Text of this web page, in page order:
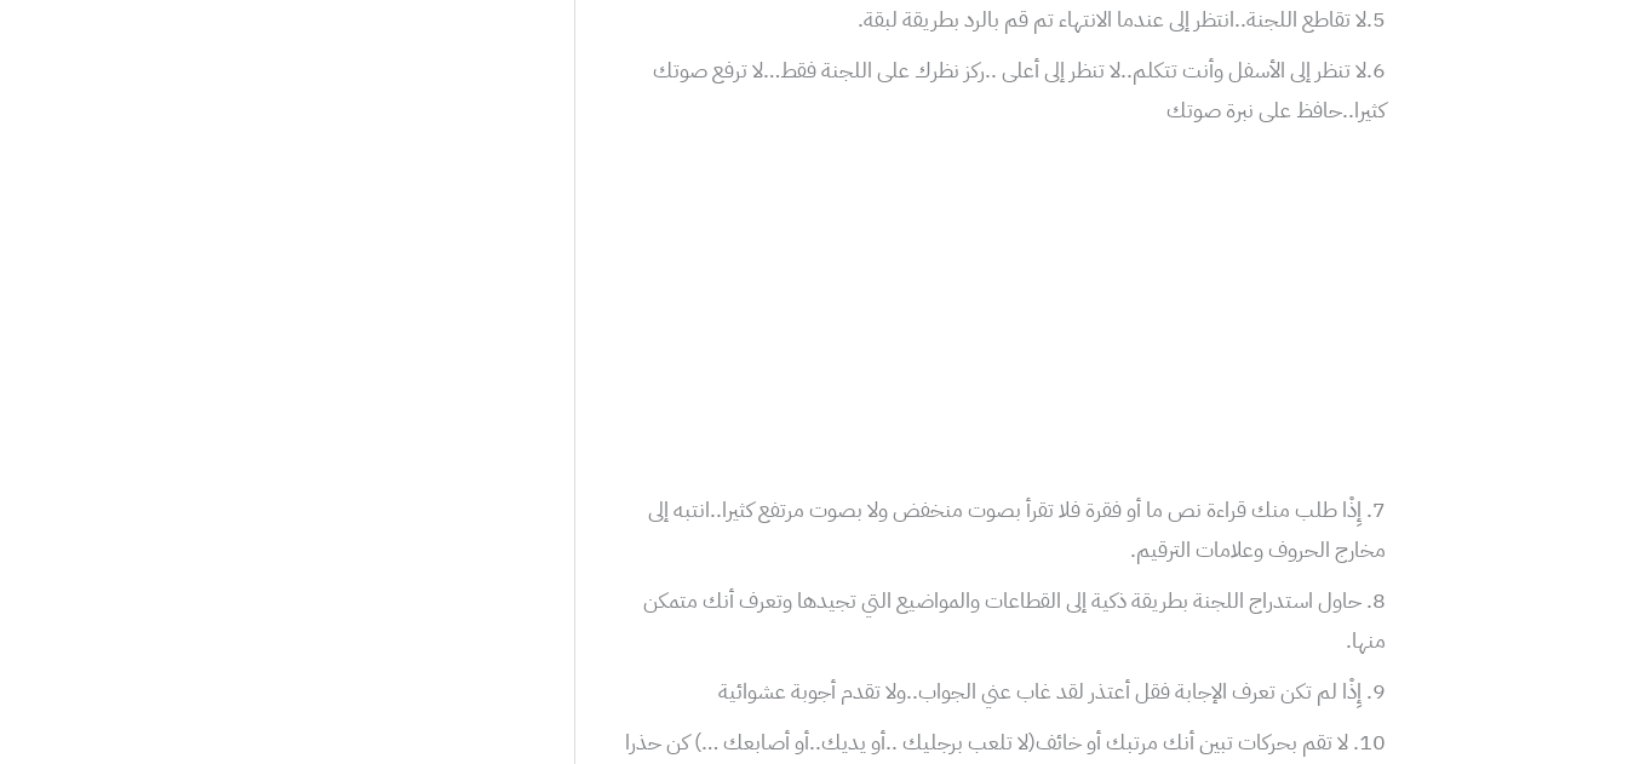
5.لا تقاطع اللجنة..انتظر إلى عندما الانتهاء تم قم بالرد بطريقة لبقة.
6.لا تنظر إلى الأسفل وأنت تتكلم..لا تنظر إلى أعلى ..ركز نظرك على اللجنة فقط…لا ترفع صوتك
كثيرا..حافظ على نبرة صوتك
7. إِذْا طلب منك قراءة نص ما أو فقرة فلا تقرأ بصوت منخفض ولا بصوت مرتفع كثيرا..انتبه إلى
مخارج الحروف وعلامات الترقيم.
8. حاول استدراج اللجنة بطريقة ذكية إلى القطاعات والمواضيع التي تجيدها وتعرف أنك متمكن
منها.
9. إِذْا لم تكن تعرف الإجابة فقل أعتذر لقد غاب عني الجواب..ولا تقدم أجوبة عشوائية
10. لا تقم بحركات تبين أنك مرتبك أو خائف(لا تلعب برجليك ..أو يديك..أو أصابعك …) كن حذرا